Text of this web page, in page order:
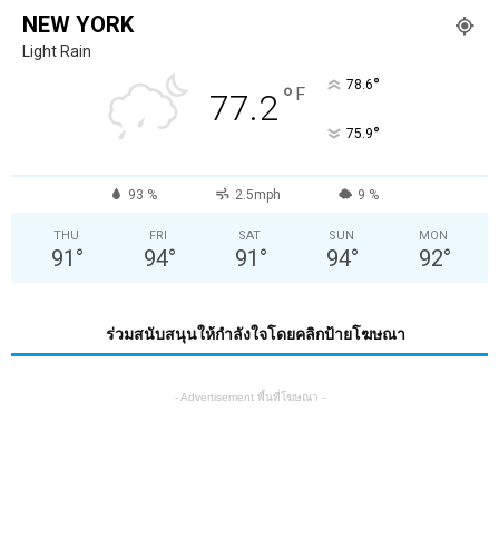
NEW YORK
Light Rain
77.2° F 78.6°
75.9°
93 % 2.5mph 9 %
THU
91 °
FRI
94°
SAT
91 °
SUN
94°
MON
92°
ร่วมสนับสนุนให้กำลังใจโดยคลิกป้ายโฆษณา
- Advertisement พื้นที่โฆษณา -